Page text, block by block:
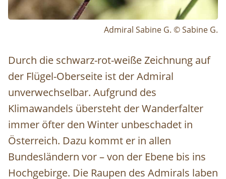
Admiral Sabine G. © Sabine G.
Durch die schwarz-rot-weiße Zeichnung auf
der Flügel-Oberseite ist der Admiral
unverwechselbar. Aufgrund des
Klimawandels übersteht der Wanderfalter
immer öfter den Winter unbeschadet in
Österreich. Dazu kommt er in allen
Bundesländern vor – von der Ebene bis ins
Hochgebirge. Die Raupen des Admirals laben